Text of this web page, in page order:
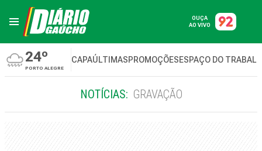
OUÇA
AO VIVO
24º
PORTO ALEGRE
CAPAÚLTIMASPROMOÇÕESESPAÇO DO
NOTÍCIAS: GRAVAÇÃO